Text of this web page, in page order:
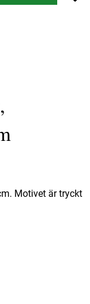
Motivet är tryckt